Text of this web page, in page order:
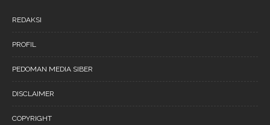
REDAKSI
PROFIL
PEDOMAN MEDIA SIBER
DISCLAIMER
COPYRIGHT